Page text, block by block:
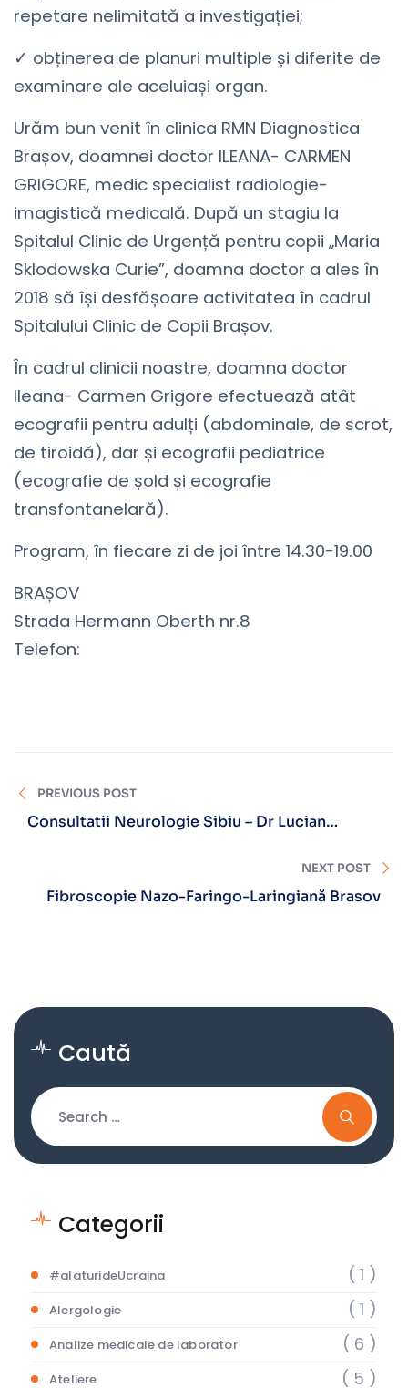
repetare nelimitată a investigației;
✓ obținerea de planuri multiple și diferite de
examinare ale aceluiași organ.
Urăm bun venit în clinica RMN Diagnostica
Brașov, doamnei doctor ILEANA- CARMEN
GRIGORE, medic specialist radiologie-
imagistică medicală. După un stagiu la
Spitalul Clinic de Urgență pentru copii „Maria
Sklodowska Curie”, doamna doctor a ales în
2018 să își desfășoare activitatea în cadrul
Spitalului Clinic de Copii Brașov.
În cadrul clinicii noastre, doamna doctor
Ileana- Carmen Grigore efectuează atât
ecografii pentru adulți (abdominale, de scrot,
de tiroidă), dar și ecografii pediatrice
(ecografie de șold și ecografie
transfontanelară).
Program, în fiecare zi de joi între 14.30-19.00
BRAȘOV
Strada Hermann Oberth nr.8
Telefon:
PREVIOUS POST
Consultatii Neurologie Sibiu – Dr Lucian
NEXT POST
Fibroscopie Nazo-Faringo-Laringiană Brasov
Caută
Categorii
#alaturideUcraina ( 1 )
Alergologie ( 1 )
Analize medicale de laborator ( 6 )
Ateliere ( 5 )